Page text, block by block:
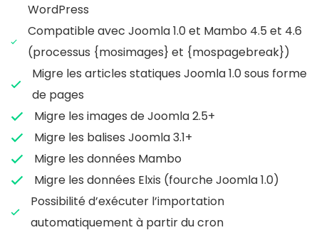
WordPress
Compatible avec Joomla 1.0 et Mambo 4.5 et 4.6
(processus {mosimages} et {mospagebreak})
Migre les articles statiques Joomla 1.0 sous forme
de pages
Migre les images de Joomla 2.5+
Migre les balises Joomla 3.1+
Migre les données Mambo
Migre les données Elxis (fourche Joomla 1.0)
Possibilité d’exécuter l’importation
automatiquement à partir du cron